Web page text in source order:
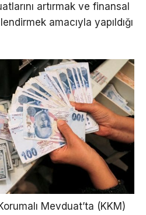
artırmak ve finansal
amacıyla yapıldığı
Mevduat’ta (KKM)